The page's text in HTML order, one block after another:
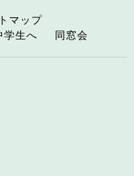
マップ
学生へ 同窓会